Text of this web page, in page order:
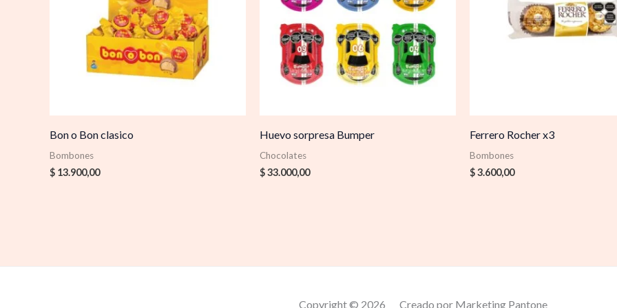
Bon o Bon clasico
Bombones
$ 13.900,00
Huevo sorpresa Bumper
Chocolates
$33.000,00
Ferrero Rocher x3
Bombones
$3.600,00
Copyright © 2026 Creado por Marketing Pantone